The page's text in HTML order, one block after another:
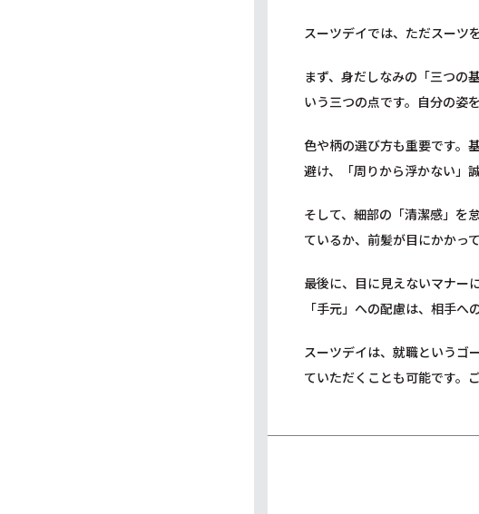
スーツデイでは、ただスーツ
まず、身だしなみの「三つの
いう三つの点です。自分の姿
色や柄の選び方も重要です。
避け、「周りから浮かない」
そして、細部の「清潔感」を
ているか、前髪が目にかかっ
最後に、目に見えないマナー
「手元」への配慮は、相手
スーツデイは、就職というゴ
ていただくことも可能です。